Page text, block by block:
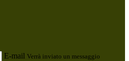
E-mail Verrà inviato un messaggio